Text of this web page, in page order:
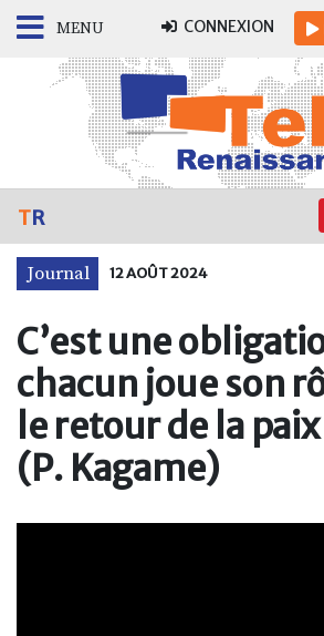
MENU CONNEXION
TR
Journal 12 AOÛT 2024
C’est une
chacun joue son
le retour de la paix
(P. Kagame)